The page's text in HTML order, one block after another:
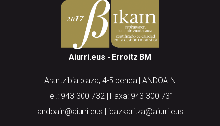
Aiurri.eus - Erroitz BM
Arantzibia plaza, 4-5 behea | ANDOAIN
Tel.: 943 300 732 | Faxa: 943 300 731
andoain@aiurri.eus | idazkaritza@aiurri.eus